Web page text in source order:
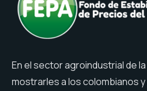
En el sector agroindustrial de
mostrarles a los colombianos y